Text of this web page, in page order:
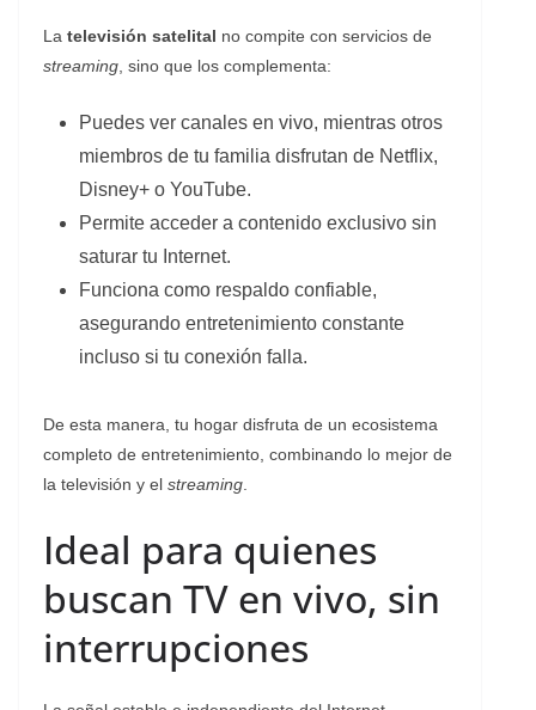
La televisión satelital no compite con servicios de
streaming , sino que los complementa:
Puedes ver canales en vivo, mientras otros
miembros de tu familia disfrutan de Netflix,
Disney+ o YouTube.
Permite acceder a contenido exclusivo sin
saturar tu Internet.
Funciona como respaldo confiable,
asegurando entretenimiento constante
incluso si tu conexión falla.
De esta manera, tu hogar disfruta de un ecosistema
completo de entretenimiento, combinando lo mejor de
la televisión y el streaming
Ideal para quienes
buscan TV en vivo, sin
interrupciones